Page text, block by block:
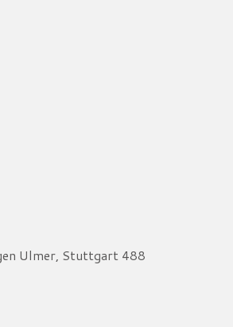
Ulmer, Stuttgart 488